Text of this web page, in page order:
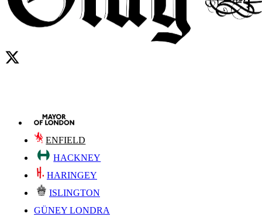
ENFIELD
HACKNEY
HARINGEY
ISLINGTON
GÜNEY LONDRA